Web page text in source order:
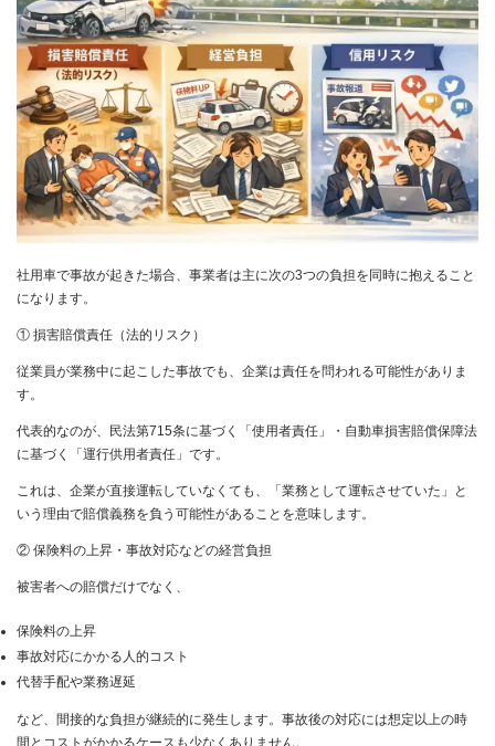
社用車で事故が起きた場合、事業者は主に次の3つの負担を同時に抱えること
になります。
① 損害賠償責任（法的リスク）
従業員が業務中に起こした事故でも、企業は責任を問われる可能性がありま
す。
代表的なのが、民法第715条に基づく「使用者責任」・自動車損害賠償保障法
に基づく「運行供用者責任」です。
これは、企業が直接運転していなくても、「業務として運転させていた」と
いう理由で賠償義務を負う可能性があることを意味します。
② 保険料の上昇・事故対応などの経営負担
被害者への賠償だけでなく、
保険料の上昇
事故対応にかかる人的コスト
代替手配や業務遅延
など、間接的な負担が継続的に発生します。事故後の対応には想定以上の時
間とコストがかかるケースも少なくありません。